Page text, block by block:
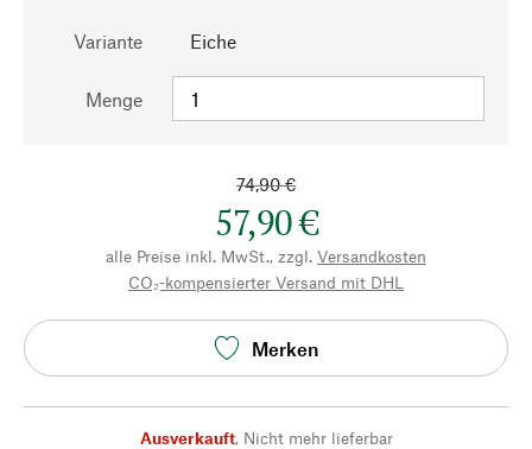
Variante Eiche
Menge
74,90 €
57,90 €
alle Preise inkl. MwSt., zzgl. Versandkosten
CO₂-kompensierter Versand mit DHL
Merken
Ausverkauft, Nicht mehr lieferbar